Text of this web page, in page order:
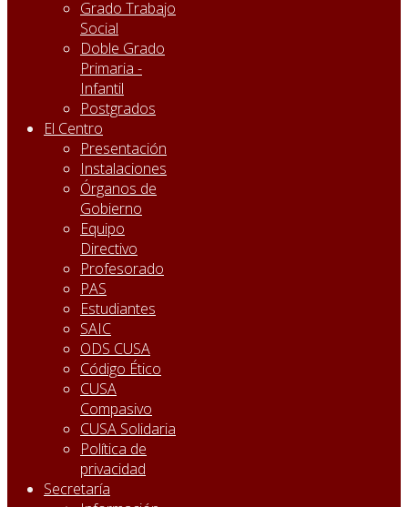
Grado Trabajo
Social
Doble Grado
Primaria -
Infantil
Postgrados
El Centro
Presentación
Instalaciones
Órganos de
Gobierno
Equipo
Directivo
Profesorado
PAS
Estudiantes
SAIC
ODS CUSA
Código Ético
CUSA
Compasivo
CUSA Solidaria
Política de
privacidad
Secretaría